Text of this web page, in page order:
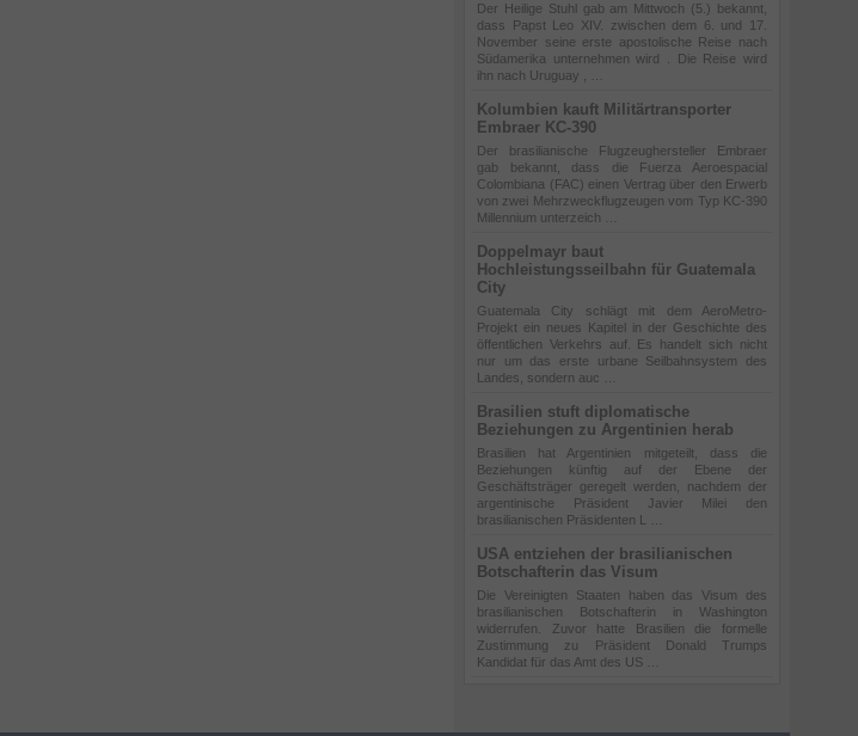
Der Heilige Stuhl gab am Mittwoch (5.) bekannt,
dass Papst Leo XIV. zwischen dem 6. und 17.
November seine erste apostolische Reise nach
Südamerika unternehmen wird . Die Reise wird
ihn nach Uruguay , …
Kolumbien kauft Militärtransporter
Embraer KC-390
Der brasilianische Flugzeughersteller Embraer
gab bekannt, dass die Fuerza Aeroespacial
Colombiana (FAC) einen Vertrag über den Erwerb
von zwei Mehrzweckflugzeugen vom Typ KC-390
Millennium unterzeich …
Doppelmayr baut
Hochleistungsseilbahn für Guatemala
City
Guatemala City schlägt mit dem AeroMetro-
Projekt ein neues Kapitel in der Geschichte des
öffentlichen Verkehrs auf. Es handelt sich nicht
nur um das erste urbane Seilbahnsystem des
Landes, sondern auc …
Brasilien stuft diplomatische
Beziehungen zu Argentinien herab
Brasilien hat Argentinien mitgeteilt, dass die
Beziehungen künftig auf der Ebene der
Geschäftsträger geregelt werden, nachdem der
argentinische Präsident Javier Milei den
brasilianischen Präsidenten L …
USA entziehen der brasilianischen
Botschafterin das Visum
Die Vereinigten Staaten haben das Visum des
brasilianischen Botschafterin in Washington
widerrufen. Zuvor hatte Brasilien die formelle
Zustimmung zu Präsident Donald Trumps
Kandidat für das Amt des US …